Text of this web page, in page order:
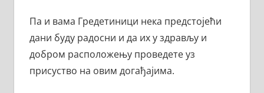
Па и вама Гредетиници нека предстојећи
дани буду радосни и да их у здрављу и
добром расположењу проведете уз
присуство на овим догађајима.